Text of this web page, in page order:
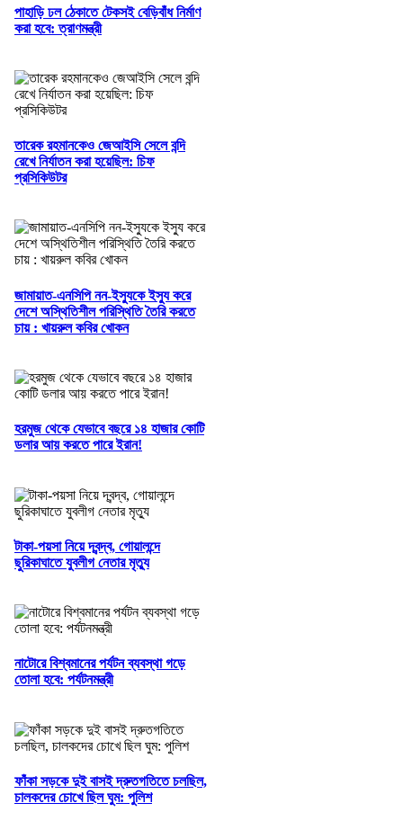
পাহাড়ি ঢল ঠেকাতে টেকসই বেড়িবাঁধ নির্মাণ
করা হবে: ত্রাণমন্ত্রী
তারেক রহমানকেও জেআইসি সেলে বন্দি
রেখে নির্যাতন করা হয়েছিল: চিফ
প্রসিকিউটর
জামায়াত-এনসিপি নন-ইস্যুকে ইস্যু করে
দেশে অস্থিতিশীল পরিস্থিতি তৈরি করতে
চায় : খায়রুল কবির খোকন
হরমুজ থেকে যেভাবে বছরে ১৪ হাজার কোটি
ডলার আয় করতে পারে ইরান!
টাকা-পয়সা নিয়ে দ্বন্দ্ব, গোয়ালন্দে
ছুরিকাঘাতে যুবলীগ নেতার মৃত্যু
নাটোরে বিশ্বমানের পর্যটন ব্যবস্থা গড়ে
তোলা হবে: পর্যটনমন্ত্রী
ফাঁকা সড়কে দুই বাসই দ্রুতগতিতে চলছিল,
চালকদের চোখে ছিল ঘুম: পুলিশ